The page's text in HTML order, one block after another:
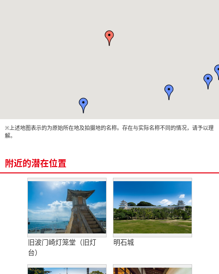
※上述地图表示的为原始所在地及拍摄地的名称。存在与实际名称不同的情况，请予以理
解。
附近的潜在位置
旧波门崎灯笼堂（旧灯
台）
明石城